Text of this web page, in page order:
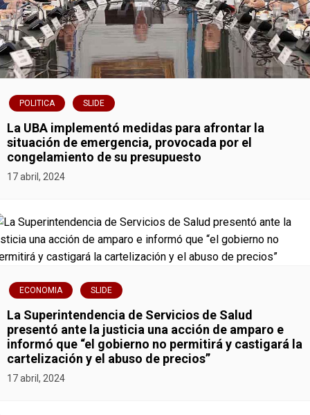
a
c
i
ó
n
d
e
n
t
r
a
d
POLITICA SLIDE
La UBA implementó medidas para afrontar la
situación de emergencia, provocada por el
congelamiento de su presupuesto
17 abril, 2024
ECONOMIA SLIDE
La Superintendencia de Servicios de Salud
presentó ante la justicia una acción de amparo e
informó que “el gobierno no permitirá y castigará la
cartelización y el abuso de precios”
17 abril, 2024